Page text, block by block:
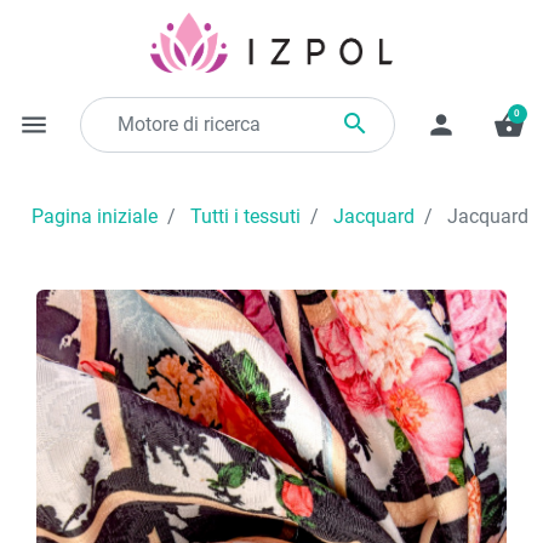
menu  person shopping_basket
0
Pagina iniziale Tutti i tessuti Jacquard Jacquard